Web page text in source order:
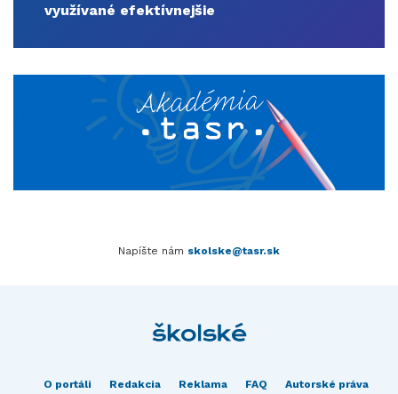
využívané efektívnejšie
Napíšte nám skolske@tasr.sk
O portáli Redakcia Reklama FAQ Autorské práva